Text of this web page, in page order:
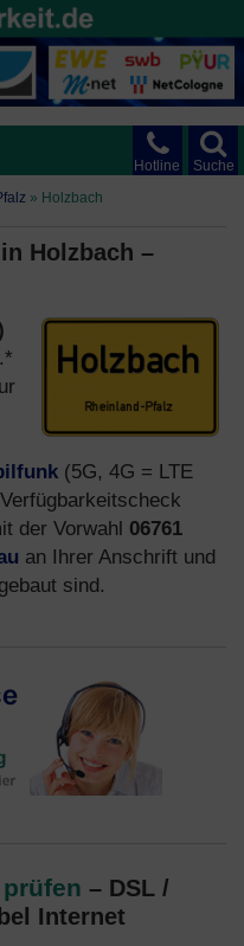
Suche
Hotline
» Holzbach
Holzbach –
(5G, 4G = LTE
der Vorwahl 06761
an Ihrer Anschrift und
sind.
– DSL /
Internet